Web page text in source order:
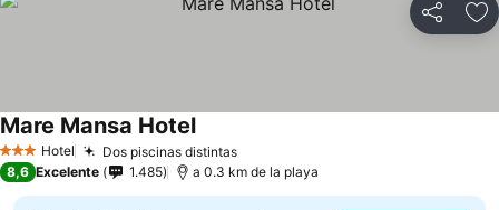
Compartir
3 Estrellas
Hotel Dos piscinas distintas
Mare Mansa Hotel
8,6 Excelente 1.485 a 0.3 km de la playa